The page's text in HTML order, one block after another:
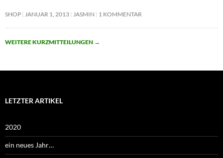
SHOP JANUAR 1, 2013 JASMIN 1 KOMMENTAR
WEITERE KURZMITTEILUNGEN →
LETZTER ARTIKEL
2020
ein neues Jahr…